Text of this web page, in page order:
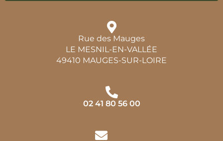
Rue des Mauges
LE MESNIL-EN-VALLÉE
49410 MAUGES-SUR-LOIRE
02 41 80 56 00